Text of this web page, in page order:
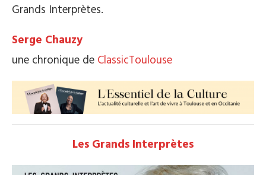
Grands Interprètes.
Serge Chauzy
une chronique de ClassicToulouse
Les Grands Interprètes